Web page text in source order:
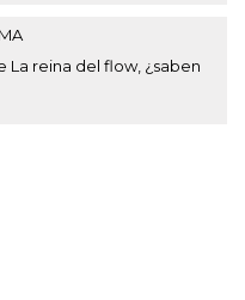
La reina del flow, ¿saben